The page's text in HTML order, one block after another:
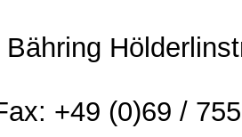
+49 (0)69 /